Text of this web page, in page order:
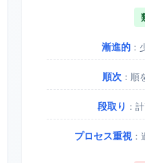
漸進的 ：
順次 ：順
段取り ：
プロセス重視：